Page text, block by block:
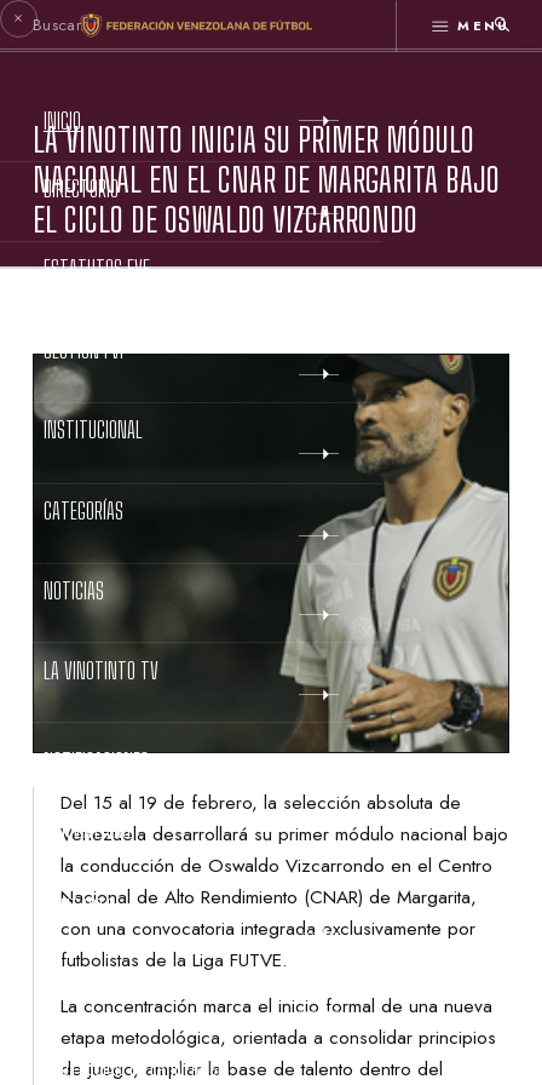
MENÚ
INICIO
DIRECTORIO
ESTATUTOS FVF
GESTIÓN FVF
INSTITUCIONAL
CATEGORÍAS
NOTICIAS
LA VINOTINTO TV
NOTIFICACIONES
NORMATIVAS
CONTACTO
PROTECCIÓN DE LA INFANCIA
LA VINOTINTO INICIA SU PRIMER MÓDULO
NACIONAL EN EL CNAR DE MARGARITA BAJO
EL CICLO DE OSWALDO VIZCARRONDO
Del 15 al 19 de febrero, la selección absoluta de
Venezuela desarrollará su primer módulo nacional bajo
la conducción de Oswaldo Vizcarrondo en el Centro
Nacional de Alto Rendimiento (CNAR) de Margarita,
con una convocatoria integrada exclusivamente por
futbolistas de la Liga FUTVE.
La concentración marca el inicio formal de una nueva
etapa metodológica, orientada a consolidar principios
de juego, ampliar la base de talento dentro del